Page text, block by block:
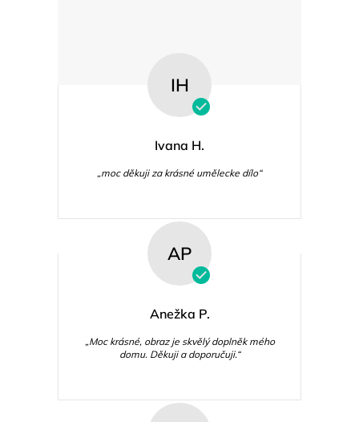
IH
Ivana H.
„moc děkuji za krásné umělecke dílo“
AP
Anežka P.
„Moc krásné, obraz je skvělý doplněk mého
domu. Děkuji a doporučuji.“